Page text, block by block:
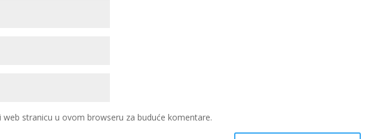
stranicu u ovom browseru za buduće komentare.